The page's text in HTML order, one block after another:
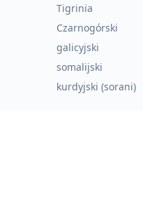
Tigrinia
Czarnogórski
galicyjski
somalijski
kurdyjski (sorani)